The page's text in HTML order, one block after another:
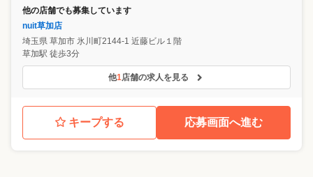
他の店舗でも募集しています
nuit草加店
埼玉県 草加市 氷川町2144-1 近藤ビル１階
草加駅 徒歩3分
他1店舗の求人を見る
キープする 応募画面へ進む